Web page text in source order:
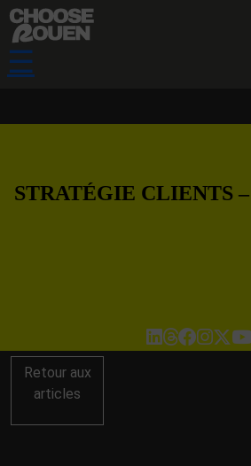
☰
STRATÉGIE CLIENTS
Retour aux
articles